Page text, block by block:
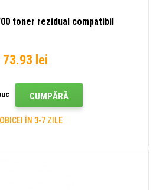
toner rezidual compatibil
73.93 lei
CUMPĂRĂ
ÎN 3-7 ZILE